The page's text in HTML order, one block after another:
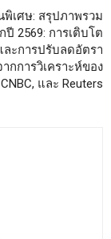
พิเศษ: สรุปภาพรวม
ปี 2569: การเติบโต
ะการปรับลดอัตรา
กการวิเคราะห์ของ
และ Reuters